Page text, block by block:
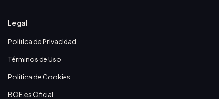
Legal
Política de Privacidad
Términos de Uso
Política de Cookies
BOE.es Oficial